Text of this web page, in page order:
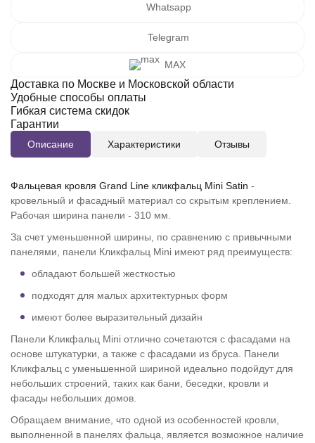
Whatsapp
Telegram
MAX
Доставка по Москве и Московской области
Удобные способы оплаты
Гибкая система скидок
Гарантии
Описание Характеристики Отзывы
Фальцевая кровля Grand Line кликфальц Mini Satin -
кровельный и фасадный материал со скрытым креплением.
Рабочая ширина панели - 310 мм.
За счет уменьшенной ширины, по сравнению с привычными
панелями, панели Кликфальц Mini имеют ряд преимуществ:
обладают большей жесткостью
подходят для малых архитектурных форм
имеют более выразительный дизайн
Панели Кликфальц Mini отлично сочетаются с фасадами на
основе штукатурки, а также с фасадами из бруса. Панели
Кликфальц с уменьшенной шириной идеально подойдут для
небольших строений, таких как бани, беседки, кровли и
фасады небольших домов.
Обращаем внимание, что одной из особенностей кровли,
выполненной в панелях фальца, является возможное наличие